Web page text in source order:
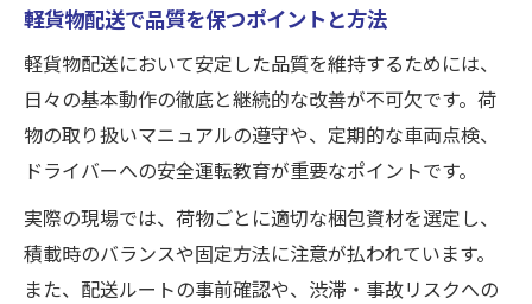
軽貨物配送で品質を保つポイントと方法
軽貨物配送において安定した品質を維持するためには、
日々の基本動作の徹底と継続的な改善が不可欠です。荷
物の取り扱いマニュアルの遵守や、定期的な車両点検、
ドライバーへの安全運転教育が重要なポイントです。
実際の現場では、荷物ごとに適切な梱包資材を選定し、
積載時のバランスや固定方法に注意が払われています。
また、配送ルートの事前確認や、渋滞・事故リスクへの